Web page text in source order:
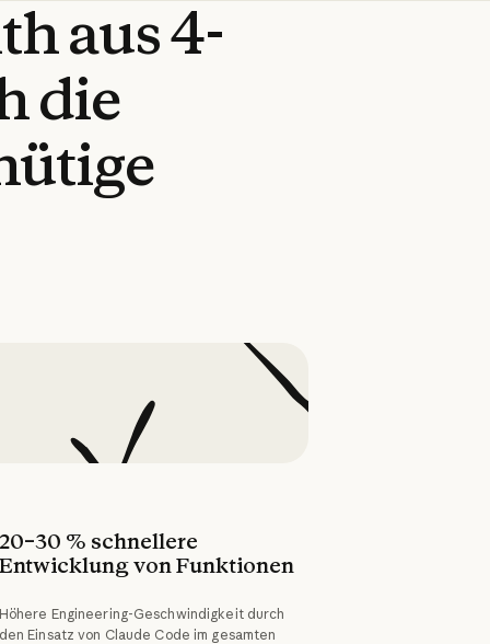
aus4-
die
20–30 % schnellere
Entwicklung von Funktionen
Höhere Engineering-Geschwindigkeit durch
den Einsatz von Claude Code im gesamten